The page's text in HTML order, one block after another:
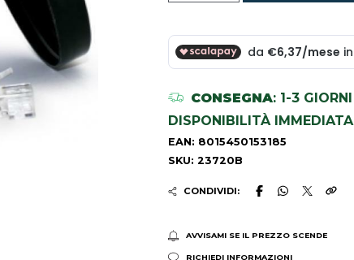
CONSEGNA: 1-3 GIORNI
DISPONIBILITÀ IMMEDIATA
EAN: 8015450153185
SKU: 23720B
CONDIVIDI:
AVVISAMI SE IL PREZZO SCENDE
RICHIEDI INFORMAZIONI